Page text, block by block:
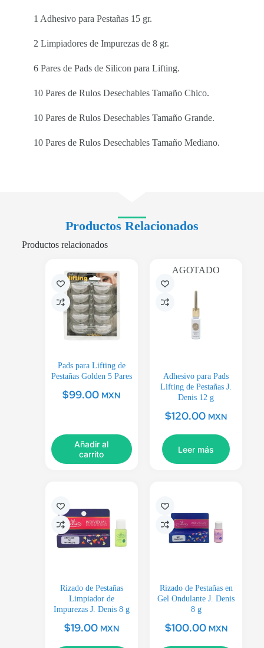
1 Adhesivo para Pestañas 15 gr.
2 Limpiadores de Impurezas de 8 gr.
6 Pares de Pads de Silicon para Lifting.
10 Pares de Rulos Desechables Tamaño Chico.
10 Pares de Rulos Desechables Tamaño Grande.
10 Pares de Rulos Desechables Tamaño Mediano.
Productos Relacionados
Productos relacionados
Pads para Lifting de
Pestañas Golden 5 Pares
$99.00 MXN
Añadir al
carrito
AGOTADO
Adhesivo para Pads
Lifting de Pestañas J.
Denis 12 g
$120.00 MXN
Leer más
Rizado de Pestañas
Limpiador de
Impurezas J. Denis 8 g
$19.00 MXN
Rizado de Pestañas en
Gel Ondulante J. Denis
8 g
$100.00 MXN